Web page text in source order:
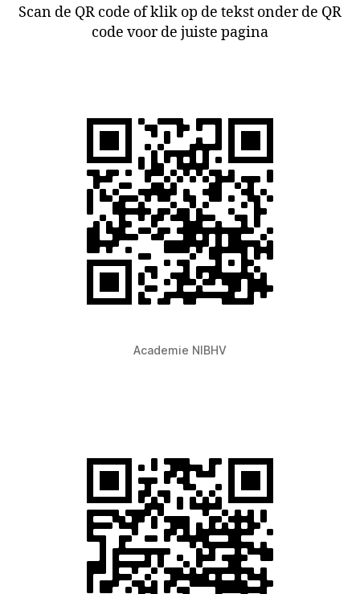
Scan de QR code of klik op de tekst onder de QR
code voor de juiste pagina
Academie NIBHV